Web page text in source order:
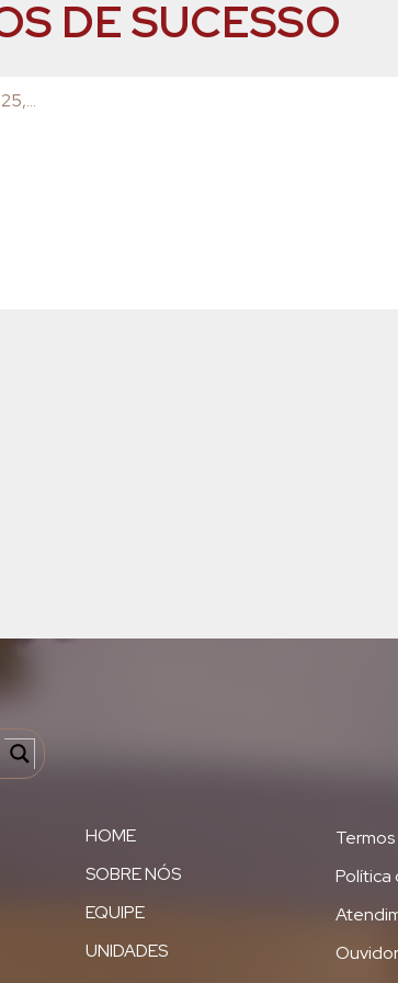
DE SUCESSO
HOME
SOBRE NÓS
EQUIPE
UNIDADES
Política